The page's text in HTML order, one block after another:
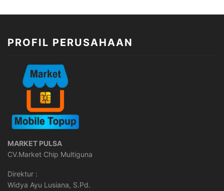
PROFIL PERUSAHAAN
MARKET PULSA
CV.Market Chip Multiguna
Direktur :
Widya Ayu Lusiana, S.Pd.